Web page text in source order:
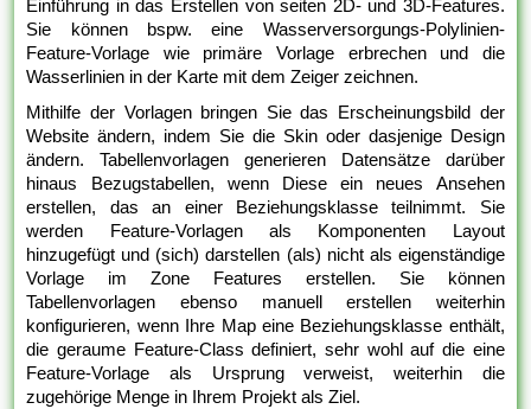
Einführung in das Erstellen von seiten 2D- und 3D-Features.
Sie können bspw. eine Wasserversorgungs-Polylinien-
Feature-Vorlage wie primäre Vorlage erbrechen und die
Wasserlinien in der Karte mit dem Zeiger zeichnen.
Mithilfe der Vorlagen bringen Sie das Erscheinungsbild der
Website ändern, indem Sie die Skin oder dasjenige Design
ändern. Tabellenvorlagen generieren Datensätze darüber
hinaus Bezugstabellen, wenn Diese ein neues Ansehen
erstellen, das an einer Beziehungsklasse teilnimmt. Sie
werden Feature-Vorlagen als Komponenten Layout
hinzugefügt und (sich) darstellen (als) nicht als eigenständige
Vorlage im Zone Features erstellen. Sie können
Tabellenvorlagen ebenso manuell erstellen weiterhin
konfigurieren, wenn Ihre Map eine Beziehungsklasse enthält,
die geraume Feature-Class definiert, sehr wohl auf die eine
Feature-Vorlage als Ursprung verweist, weiterhin die
zugehörige Menge in Ihrem Projekt als Ziel.